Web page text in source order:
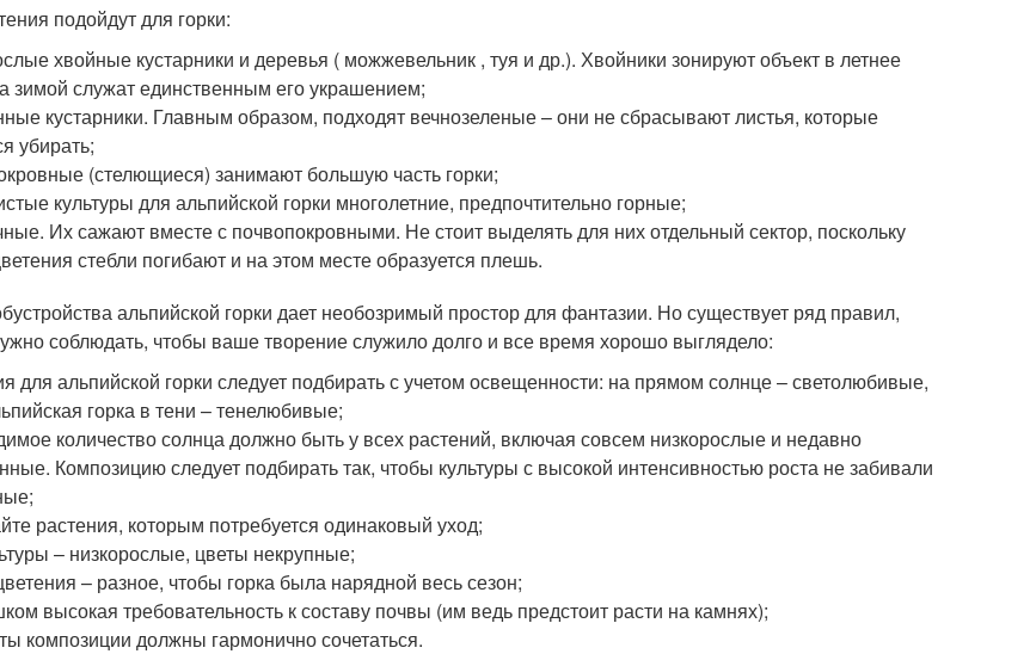
подойдут для горки:
хвойные кустарники и деревья ( можжевельник , туя и др.). Хвойники зонируют объект в летнее
зимой служат единственным его украшением;
кустарники. Главным образом, подходят вечнозеленые – они не сбрасывают листья, которые
убирать;
(стелющиеся) занимают большую часть горки;
культуры для альпийской горки многолетние, предпочтительно горные;
Их сажают вместе с почвопокровными. Не стоит выделять для них отдельный сектор, поскольку
стебли погибают и на этом месте образуется плешь.
альпийской горки дает необозримый простор для фантазии. Но существует ряд правил,
соблюдать, чтобы ваше творение служило долго и все время хорошо выглядело:
для альпийской горки следует подбирать с учетом освещенности: на прямом солнце – светолюбивые,
горка в тени – тенелюбивые;
количество солнца должно быть у всех растений, включая совсем низкорослые и недавно
Композицию следует подбирать так, чтобы культуры с высокой интенсивностью роста не забивали
растения, которым потребуется одинаковый уход;
– низкорослые, цветы некрупные;
– разное, чтобы горка была нарядной весь сезон;
высокая требовательность к составу почвы (им ведь предстоит расти на камнях);
композиции должны гармонично сочетаться.